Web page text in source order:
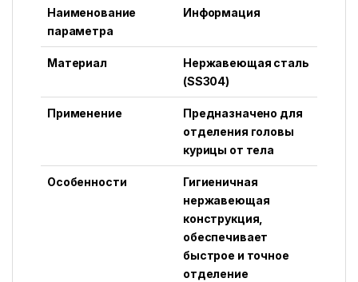
Наименование
параметра
Информация
Материал
Нержавеющая сталь
(SS304)
Применение
Предназначено для
отделения головы
курицы от тела
Особенности
Гигиеничная
нержавеющая
конструкция,
обеспечивает
быстрое и точное
отделение